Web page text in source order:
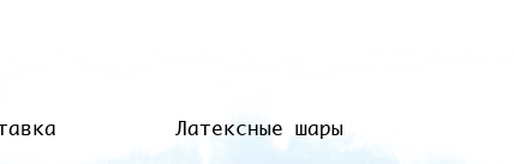
Латексные шары